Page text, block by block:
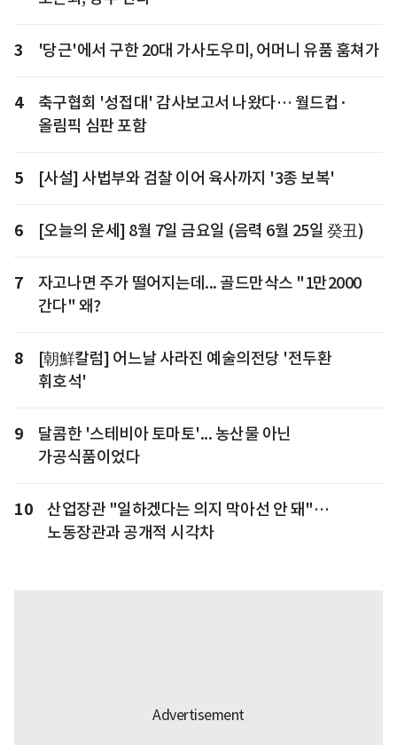
3 '당근'에서 구한 20대 가사도우미, 어머니 유품 훔쳐가
4
축구협회 '성접대' 감사보고서 나왔다… 월드컵·
올림픽 심판 포함
5 [사설] 사법부와 검찰 이어 육사까지 '3종 보복'
6 [오늘의 운세] 8월 7일 금요일 (음력 6월 25일 癸丑)
7
자고나면 주가 떨어지는데... 골드만삭스 "1만2000
간다" 왜?
8
[朝鮮칼럼] 어느날 사라진 예술의전당 '전두환
휘호석'
9
달콤한 '스테비아 토마토'... 농산물 아닌
가공식품이었다
10
산업장관 "일하겠다는 의지 막아선 안 돼"…
노동장관과 공개적 시각차